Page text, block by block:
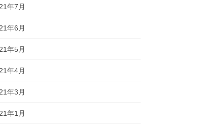
年7月
年6月
年5月
年4月
年3月
年1月